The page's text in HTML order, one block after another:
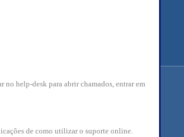
no help-desk para abrir chamados, entrar em
de como utilizar o suporte online.